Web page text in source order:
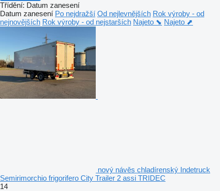
Třídění: Datum zanesení
Datum zanesení Po nejdražší Od nejlevnějších Rok výroby - od
nejnovějších Rok výroby - od nejstarších Najeto ⬊ Najeto ⬈
nový návěs chladírenský Indetruck
Semirimorchio frigorifero City Trailer 2 assi TRIDEC
14